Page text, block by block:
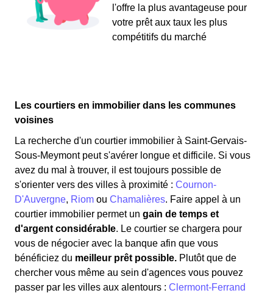
l'offre la plus avantageuse pour
votre prêt aux taux les plus
compétitifs du marché
Les courtiers en immobilier dans les communes
voisines
La recherche d'un courtier immobilier à Saint-Gervais-
Sous-Meymont peut s'avérer longue et difficile. Si vous
avez du mal à trouver, il est toujours possible de
s'orienter vers des villes à proximité : Cournon-
D'Auvergne, Riom ou Chamalières. Faire appel à un
courtier immobilier permet un gain de temps et
d'argent considérable. Le courtier se chargera pour
vous de négocier avec la banque afin que vous
bénéficiez du meilleur prêt possible. Plutôt que de
chercher vous même au sein d'agences vous pouvez
passer par les villes aux alentours : Clermont-Ferrand